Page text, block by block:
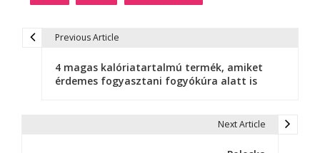
Previous Article
4 magas kalóriatartalmú termék, amiket
érdemes fogyasztani fogyókúra alatt is
Next Article